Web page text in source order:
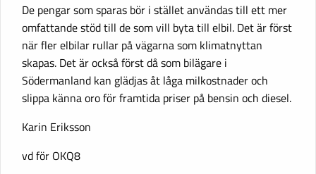
De pengar som sparas bör i stället användas till ett mer
omfattande stöd till de som vill byta till elbil. Det är först
när fler elbilar rullar på vägarna som klimatnyttan
skapas. Det är också först då som bilägare i
Södermanland kan glädjas åt låga milkostnader och
slippa känna oro för framtida priser på bensin och diesel.
Karin Eriksson
vd för OKQ8